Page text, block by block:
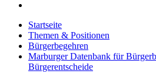
Startseite
Themen & Positionen
Bürgerbegehren
Marburger Datenbank für
Bürgerentscheide